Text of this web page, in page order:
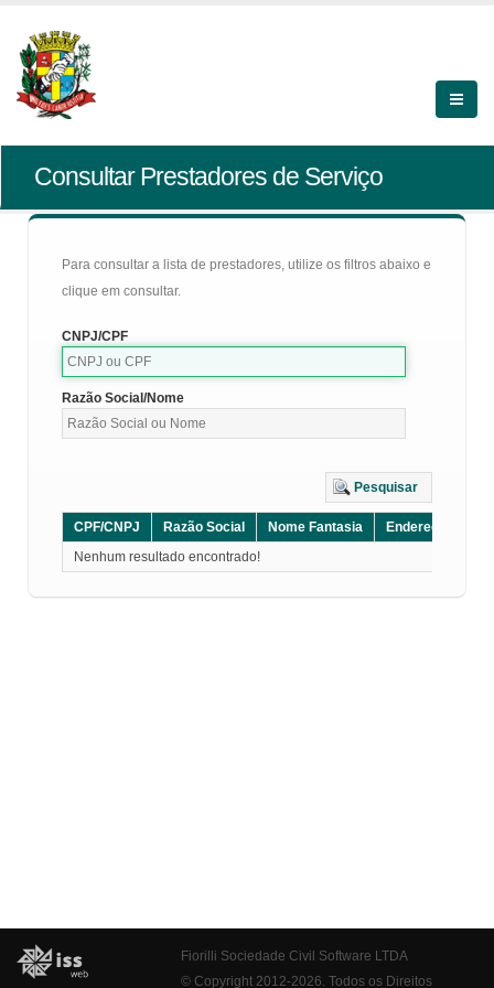
Consultar Prestadores de Serviço
Para consultar a lista de prestadores, utilize os filtros abaixo e
clique em consultar.
CNPJ/CPF
Razão Social/Nome
Pesquisar
CPF/CNPJ Razão Social Nome Fantasia Endereço
Nenhum resultado encontrado!
Fiorilli Sociedade Civil Software LTDA
© Copyright 2012-2026. Todos os Direitos